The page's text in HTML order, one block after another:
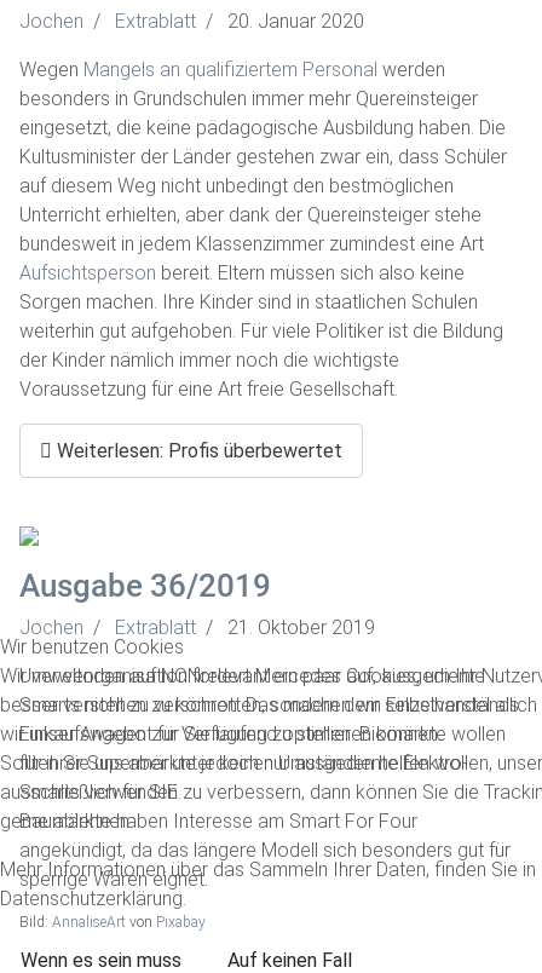
Jochen Extrablatt 20. Januar 2020
Wegen Mangels an qualifiziertem Personal werden
besonders in Grundschulen immer mehr Quereinsteiger
eingesetzt, die keine pädagogische Ausbildung haben. Die
Kultusminister der Länder gestehen zwar ein, dass Schüler
auf diesem Weg nicht unbedingt den bestmöglichen
Unterricht erhielten, aber dank der Quereinsteiger stehe
bundesweit in jedem Klassenzimmer zumindest eine Art
Aufsichtsperson bereit. Eltern müssen sich also keine
Sorgen machen. Ihre Kinder sind in staatlichen Schulen
weiterhin gut aufgehoben. Für viele Politiker ist die Bildung
der Kinder nämlich immer noch die wichtigste
Voraussetzung für eine Art freie Gesellschaft.
Weiterlesen: Profis überbewertet
Ausgabe 36/2019
Jochen Extrablatt 21. Oktober 2019
Umweltorganisation fordert Mercedes auf, ausgediente
Smarts nicht zu verschrotten, sondern dem Einzelhandel als
Einkaufswagen zur Verfügung zu stellen. Biomärkte wollen
für ihrer Supermärkte jedoch nur ausgediente Elektro-
Smarts verwenden.
Baumärkte haben Interesse am Smart For Four
angekündigt, da das längere Modell sich besonders gut für
sperrige Waren eignet.
Bild: AnnaliseArt von Pixabay
Wir benutzen Cookies
Wir verwenden auf NONrelevant ein paar Cookies, um Ihr
besser verstehen zu können. Das machen wir selbstverständlich
wir unser Angebot für Sie laufend optimieren können.
Sollten Sie uns aber unter keinen Umständen helfen wollen,
ausschließlich für SIE zu verbessern, dann können Sie die
gerne ablehnen.
Mehr Informationen über das Sammeln Ihrer Daten, finden Sie in
Datenschutzerklärung.
Wenn es sein muss
Auf keinen Fall